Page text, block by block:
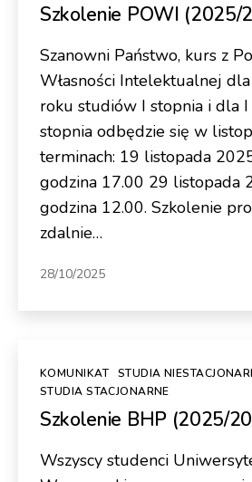
Szkolenie POWI (2025/
Szanowni Państwo, kurs z
Własności Intelektualnej
roku studiów I stopnia i dla
stopnia odbędzie się w
terminach: 19 listopada
godzina 17.00 29 listopada
godzina 12.00. Szkolenie
zdalnie…
28/10/2025
Kategorie
KOMUNIKAT
STUDIA
STUDIA STACJONARNE
Szkolenie BHP (2025/
Wszyscy studenci